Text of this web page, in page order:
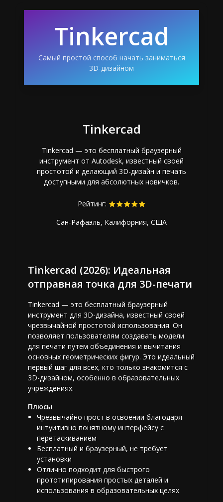
Tinkercad
Самый простой способ начать заниматься
3D-дизайном
Tinkercad
Tinkercad — это бесплатный браузерный
инструмент от Autodesk, известный своей
простотой и делающий 3D-дизайн и печать
доступными для абсолютных новичков.
Рейтинг:
Сан-Рафаэль, Калифорния, США
Tinkercad (2026): Идеальная
отправная точка для 3D-печати
Tinkercad — это бесплатный браузерный
инструмент для 3D-дизайна, известный своей
чрезвычайной простотой использования. Он
позволяет пользователям создавать модели
для печати путем объединения и вычитания
основных геометрических фигур. Это идеальный
первый шаг для всех, кто только знакомится с
3D-дизайном, особенно в образовательных
учреждениях.
Плюсы
Чрезвычайно прост в освоении благодаря
интуитивно понятному интерфейсу с
перетаскиванием
Бесплатный и браузерный, не требует
установки
Отлично подходит для быстрого
прототипирования простых деталей и
использования в образовательных целях